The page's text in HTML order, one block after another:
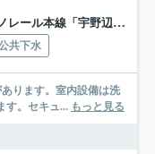
ル本線「宇野辺」駅 徒歩17分
共下水
ります。室内設備は洗
す。セキュ... もっと見る